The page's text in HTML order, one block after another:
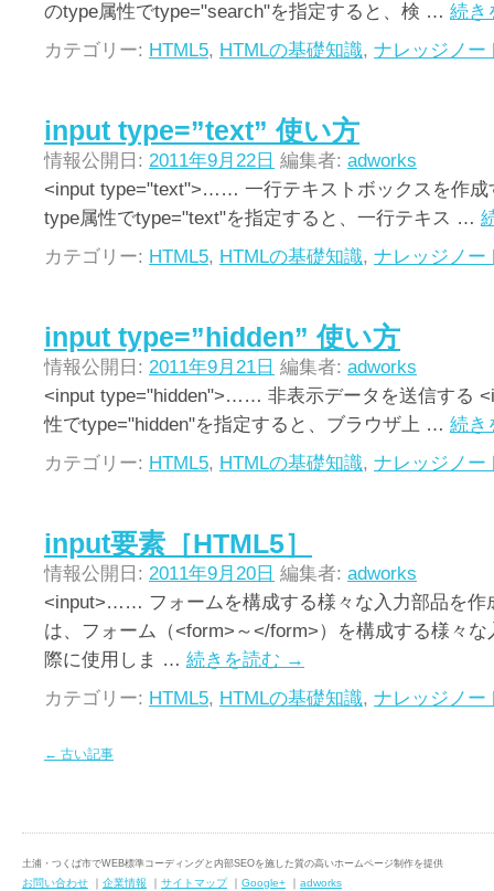
のtype属性でtype="search"を指定すると、検 … 続き
カテゴリー: HTML5, HTMLの基礎知識, ナレッジノー
input type=”text” 使い方
情報公開日: 2011年9月22日 編集者: adworks
<input type="text">…… 一行テキストボックスを作成
type属性でtype="text"を指定すると、一行テキス …
カテゴリー: HTML5, HTMLの基礎知識, ナレッジノー
input type=”hidden” 使い方
情報公開日: 2011年9月21日 編集者: adworks
<input type="hidden">…… 非表示データを送信する
性でtype="hidden"を指定すると、ブラウザ上 … 続き
カテゴリー: HTML5, HTMLの基礎知識, ナレッジノー
input要素［HTML5］
情報公開日: 2011年9月20日 編集者: adworks
<input>…… フォームを構成する様々な入力部品を作
は、フォーム（<form>～</form>）を構成する様々
際に使用しま … 続きを読む →
カテゴリー: HTML5, HTMLの基礎知識, ナレッジノー
← 古い記事
土浦・つくば市でWEB標準コーディングと内部SEOを施した質の高いホームページ制作を提供
お問い合わせ ｜ 企業情報 ｜ サイトマップ｜ Google+ ｜ adworks